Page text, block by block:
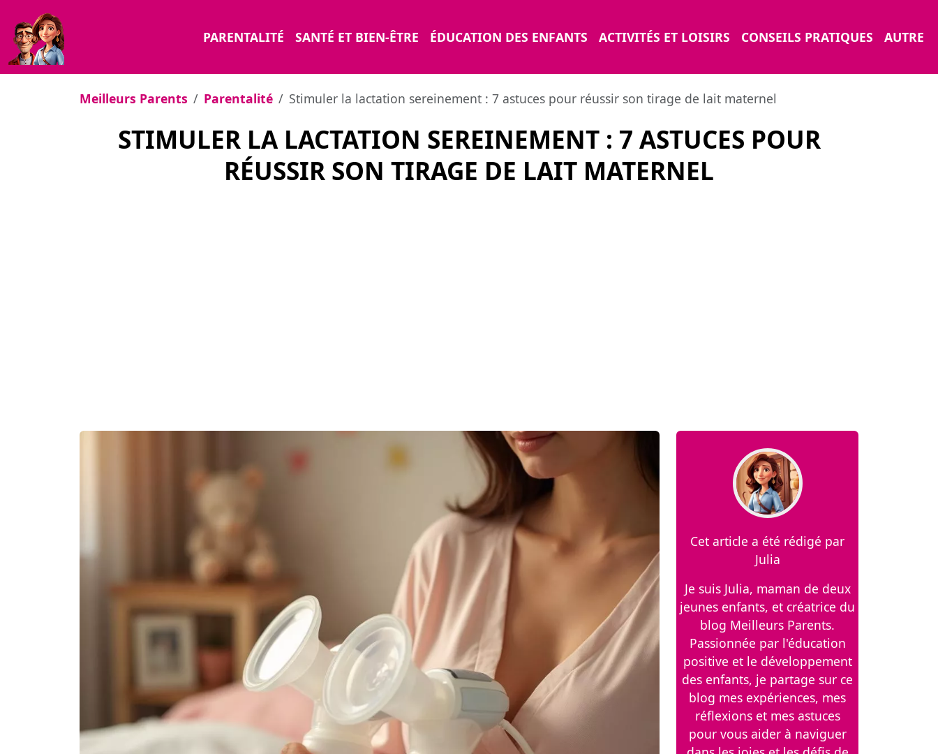
PARENTALITÉ SANTÉ ET BIEN-ÊTRE ÉDUCATION DES ENFANTS ACTIVITÉS ET LOISIRS CONSEILS PRATIQUES AUTRE
Meilleurs Parents Parentalité Stimuler la lactation sereinement : 7 astuces pour réussir son tirage de lait maternel
STIMULER LA LACTATION SEREINEMENT : 7 ASTUCES POUR
RÉUSSIR SON TIRAGE DE LAIT MATERNEL
Cet article a été rédigé par
Julia
Je suis Julia, maman de deux
jeunes enfants, et créatrice du
blog Meilleurs Parents.
Passionnée par l'éducation
positive et le développement
des enfants, je partage sur ce
blog mes expériences, mes
réflexions et mes astuces
pour vous aider à naviguer